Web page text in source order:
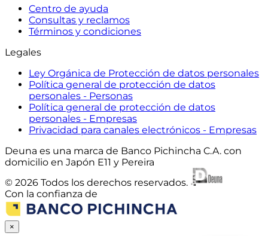
Centro de ayuda
Consultas y reclamos
Términos y condiciones
Legales
Ley Orgánica de Protección de datos personales
Política general de protección de datos
personales - Personas
Política general de protección de datos
personales - Empresas
Privacidad para canales electrónicos - Empresas
Deuna es una marca de Banco Pichincha C.A. con
domicilio en Japón E11 y Pereira
© 2026 Todos los derechos reservados.
Con la confianza de
×